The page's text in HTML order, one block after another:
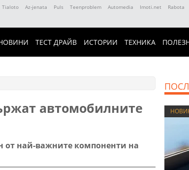
Tialoto Az-jenata Puls Teenproblem Automedia Imoti.net Rabota
ТЕСТ ДРАЙВ ИСТОРИИ ТЕХНИКА
автомобилните
от най-важните компоненти на